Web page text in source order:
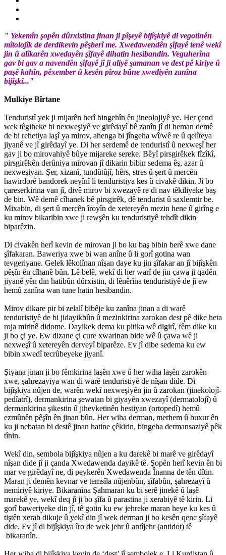
" Yekemîn şopên dûrxistina jinan ji pîşeyê bijîşkiyê di vegotinên
mîtolojîk de derdikevin pêşberî me. Xwedawendên şîfayê tenê wekî
jin û alîkarên xwedayên şîfayê dihatin hesibandin. Veguherîna
gav bi gav a navendên şîfayê jî ji aliyê şamanan ve dest pê kiriye û
paşê kahîn, pêxember û kesên pîroz bûne xwediyên zanîna
bijîşkî..."
Mulkiye Bîrtane
Tenduristî yek ji mijarên herî bingehîn ên jineolojiyê ye. Her çend
wek têgiheke bi nexweşiyê ve girêdayî bê zanîn jî di heman demê
de bi rehetiya laşî ya mirov, ahenga bi jîngeha wî/wê re û qelîteya
jiyanê ve jî girêdayî ye. Di her serdemê de tenduristî û nexweşî her
gav ji bo mirovahiyê bûye mijareke sereke. Bêyî pirsgirêkek fîzîkî,
pirsgirêkên derûniya mirovan jî dikarin bibin sedema êş, azar û
nexweşiyan. Şer, xizanî, tundûtûjî, hêrs, stres û şert û mercên
hawirdorê bandorek neyînî li tenduristiya kes û civakê dikin. Ji bo
çareserkirina van jî, divê mirov bi xwezayê re di nav têkiliyeke baş
de bin. Wê demê cîhanek bê pirsgirêk, dê tendurist û saxlemtir be.
Mixabin, di şert û mercên îroyîn de xetereyên mezin hene û girîng e
ku mirov bikaribin xwe ji rewşên ku tenduristiyê tehdît dikin
biparêzin.
Di civakên herî kevin de mirovan ji bo ku baş bibin berê xwe dane
şîfakaran. Baweriya xwe bi wan anîne û li gorî gotina wan
tevgeriyane. Gelek lêkolînan nîşan daye ku jin şîfakar an jî bijîşkên
pêşîn ên cîhanê bûn. Lê belê, wekî di her warî de jin çawa ji qadên
jiyanê yên din hatibûn dûrxistin, di lênêrîna tenduristiyê de jî ew
hemû zanîna wan tune hatin hesibandin.
Mirov dikare pir bi zelalî bibêje ku zanîna jinan a di warê
tenduristiyê de bi jidayikbûn û mezinkirina zarokan dest pê dike heta
roja mirinê didome. Dayikek dema ku pitika wê digirî, fêm dike ku
ji bo çi ye. Ew dizane çi cure xwarinan bide wê û çawa wê ji
nexweşî û xetereyên derveyî biparêze. Ev jî dibe sedema ku ew
bibin xwedî tecrûbeyeke jiyanî.
Şiyana jinan ji bo fêmkirina laşên xwe û her wiha laşên zarokên
xwe, şahrezayiya wan di warê tenduristiyê de nîşan dide. Di
bijîşkiya nûjen de, warên wekî nexweşiyên jin û zarokan (jinekolojî-
pedîatrî), dermankirina şewatan bi giyayên xwezayî (dermatolojî) û
dermankirina şikestin û jihevketinên hestiyan (ortopedî) hemû
ezmûnên pêşîn ên jinan bûn. Her wiha derman, merhem û buxur ên
ku ji nebatan bi destê jinan hatine çêkirin, bingeha dermansaziyê pêk
tînin.
Wekî din, sembola bijîşkiya nûjen a ku darekê bi marê ve girêdayî
nîşan dide jî ji çanda Xwedawenda dayikê tê. Şopên herî kevin ên bi
mar ve girêdayî ne, di peykerên Xwedawenda Înanna de tên dîtin.
Maran ji demên kevnar ve temsîla nûjenbûn, şîfabûn, şahrezayî û
nemiriyê kiriye. Bikaranîna Şahmaran ku bi serê jinekê û laşê
marekê ye, wekî deq jî ji bo şîfa û parastina ji xerabiyê tê kirin. Li
gorî baweriyeke din jî, tê gotin ku ew jehreke maran heye ku kes û
tiştên xerab dikuje û yekî din jî wek derman ji bo kesên qenc şîfayê
dide. Ev jî di bijîşkiya îro de wek jehr û antîjehr (antidot) tê
bikaranîn.